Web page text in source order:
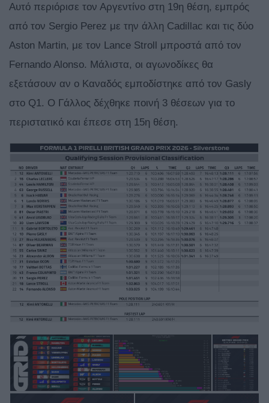
Αυτό περιόρισε τον Αργεντίνο στη 19η θέση, εμπρός
από τον Sergio Perez με την άλλη Cadillac και τις δύο
Aston Martin, με τον Lance Stroll μπροστά από τον
Fernando Alonso. Μάλιστα, οι αγωνοδίκες θα
εξετάσουν αν ο Καναδός εμποδίστηκε από τον Gasly
στο Q1. Ο Γάλλος δέχθηκε ποινή 3 θέσεων για το
περιστατικό και έπεσε στη 15η θέση.